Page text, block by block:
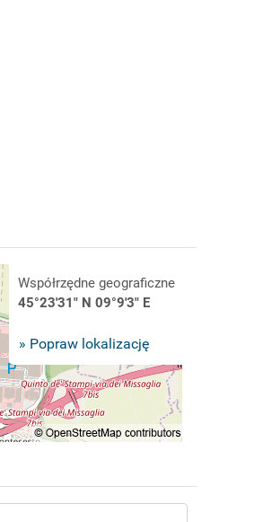
Współrzędne geograficzne
45°23'31" N 09°9'3" E
» Popraw lokalizację